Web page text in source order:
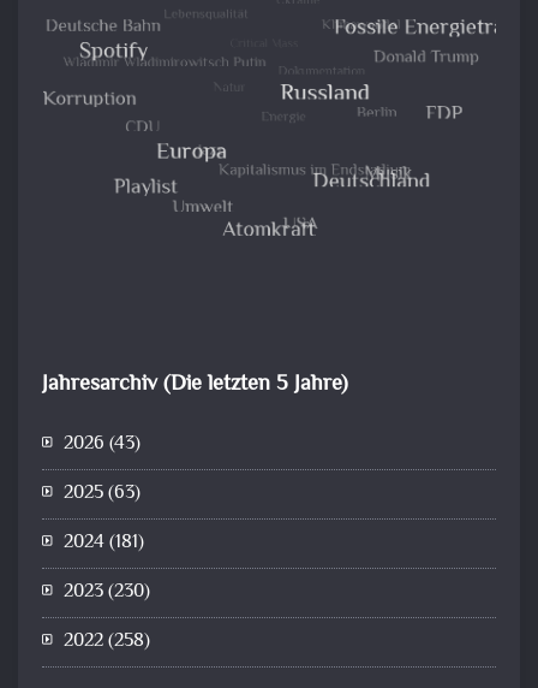
Jahresarchiv (Die letzten 5 Jahre)
2026 (43)
2025(63)
2024(181)
2023(230)
2022(258)